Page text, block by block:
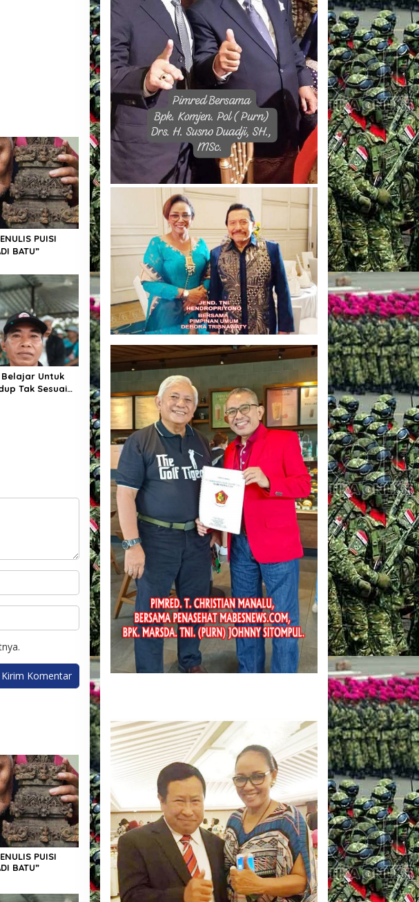
PUISI
BATU”
Untuk
Tak Sesuai
PUISI
BATU”